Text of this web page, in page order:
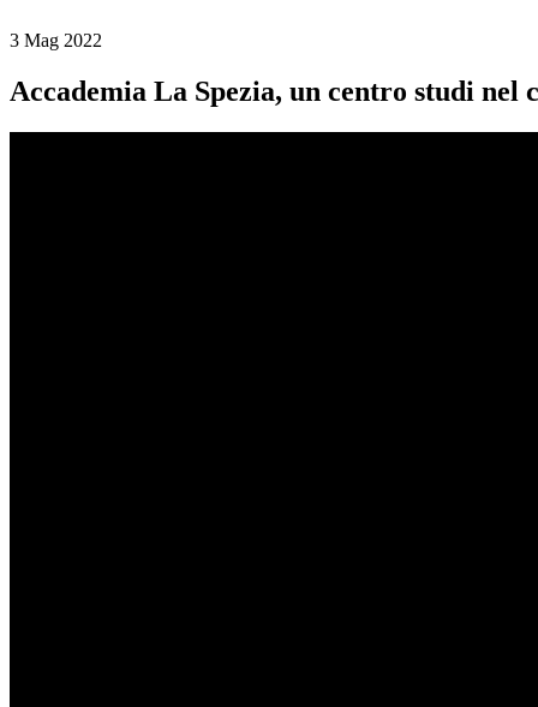
3 Mag 2022
Accademia La Spezia, un centro studi nel